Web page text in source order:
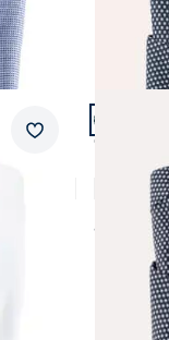
Merkzettel
Artikel 8
Comfort Fit
ab €